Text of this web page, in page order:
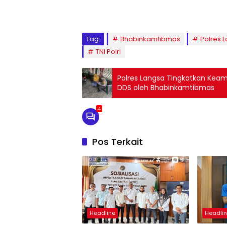
Tag: Bhabinkamtibmas Polres
TNI Polri
Polres Langsa Tingkatkan
DDS oleh Bhabinkamtibmas
4
Pos Terkait
Headline